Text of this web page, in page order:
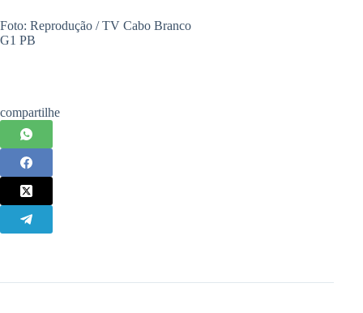
Foto: Reprodução / TV Cabo Branco
G1 PB
compartilhe